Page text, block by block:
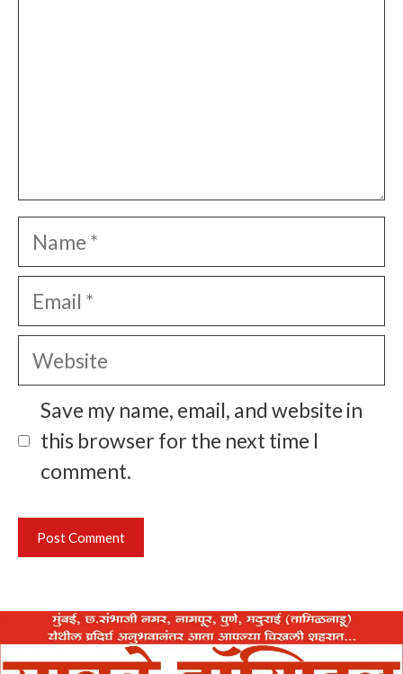
Name
Email
Website
Save my name, email, and website in
this browser for the next time I
comment.